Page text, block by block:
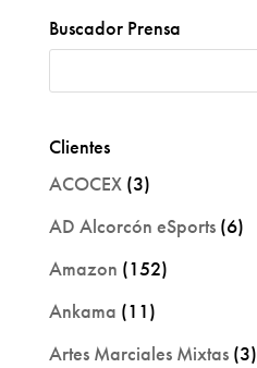
Buscador Prensa
Clientes
ACOCEX(3)
AD Alcorcón eSports(6)
Amazon (152)
Ankama (11)
Artes Marciales Mixtas(3)